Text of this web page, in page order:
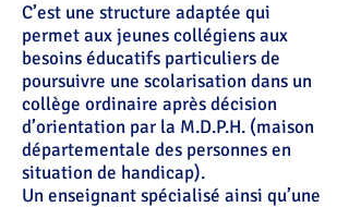
C’est une structure adaptée qui
permet aux jeunes collégiens aux
besoins éducatifs particuliers de
poursuivre une scolarisation dans un
collège ordinaire après décision
d’orientation par la M.D.P.H. (maison
départementale des personnes en
situation de handicap).
Un enseignant spécialisé ainsi qu’une